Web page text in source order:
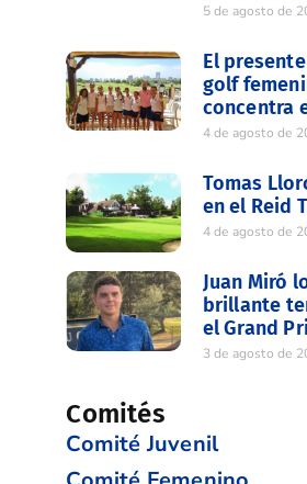
5 de agosto de
El
golf
concentra
4 de agosto de
Tomas
en el Reid
4 de agosto de
Juan Miró
brillante
el Grand
3 de agosto de
Comités
Comité Juvenil